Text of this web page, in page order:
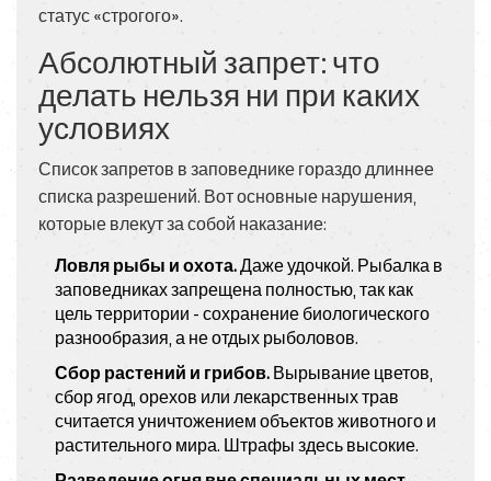
статус «строгого».
Абсолютный запрет: что
делать нельзя ни при каких
условиях
Список запретов в заповеднике гораздо длиннее
списка разрешений. Вот основные нарушения,
которые влекут за собой наказание:
Ловля рыбы и охота.Даже удочкой. Рыбалка в
заповедниках запрещена полностью, так как
цель территории - сохранение биологического
разнообразия, а не отдых рыболовов.
Сбор растений и грибов. Вырывание цветов,
сбор ягод, орехов или лекарственных трав
считается уничтожением объектов животного и
растительного мира. Штрафы здесь высокие.